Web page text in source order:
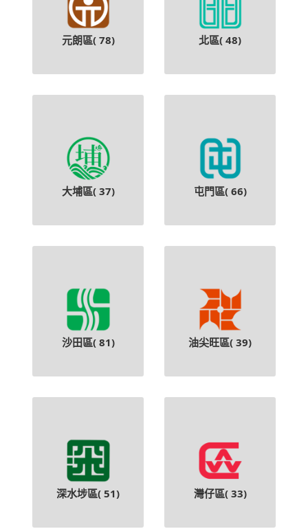
元朗區( 78) 北區( 48)
大埔區( 37) 屯門區( 66)
沙田區( 81) 油尖旺區( 39)
深水埗區( 51) 灣仔區( 33)